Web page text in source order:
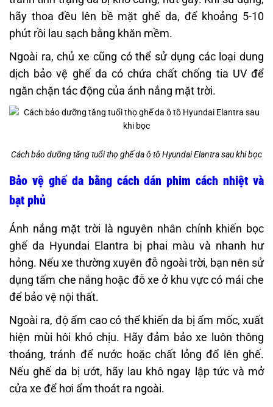
hãy thoa đều lên bề mặt ghế da, để khoảng 5-10
phút rồi lau sạch bằng khăn mềm.
Ngoài ra, chủ xe cũng có thể sử dụng các loại dung
dịch bảo vệ ghế da có chứa chất chống tia UV để
ngăn chặn tác động của ánh nắng mặt trời.
Cách bảo dưỡng tăng tuổi thọ ghế da ô tô Hyundai Elantra sau khi bọc
Bảo vệ ghế da bằng cách dán phim cách nhiệt và
bạt phủ
Ánh nắng mặt trời là nguyên nhân chính khiến bọc
ghế da Hyundai Elantra bị phai màu và nhanh hư
hỏng. Nếu xe thường xuyên đỗ ngoài trời, bạn nên sử
dụng tấm che nắng hoặc đỗ xe ở khu vực có mái che
để bảo vệ nội thất.
Ngoài ra, độ ẩm cao có thể khiến da bị ẩm mốc, xuất
hiện mùi hôi khó chịu. Hãy đảm bảo xe luôn thông
thoáng, tránh để nước hoặc chất lỏng đổ lên ghế.
Nếu ghế da bị ướt, hãy lau khô ngay lập tức và mở
cửa xe để hơi ẩm thoát ra ngoài.